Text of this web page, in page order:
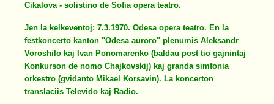
Cikalova - solistino de Sofia opera teatro.
Jen la kelkeventoj: 7.3.1970. Odesa opera teatro. En la
festkoncerto kanton "Odesa auroro" plenumis Aleksandr
Voroshilo kaj Ivan Ponomarenko (baldau post tio gajnintaj
Konkurson de nomo Chajkovskij) kaj granda simfonia
orkestro (gvidanto Mikael Korsavin). La koncerton
translaciis Televido kaj Radio.